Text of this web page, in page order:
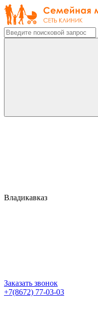
Владикавказ
Заказать звонок
+7(8672) 77-03-03